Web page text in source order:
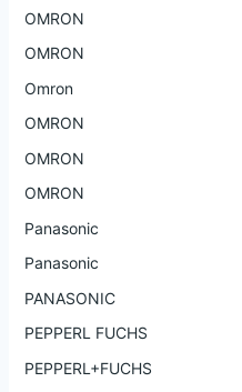
OMRON
OMRON
Omron
OMRON
OMRON
OMRON
Panasonic
Panasonic
PANASONIC
PEPPERL FUCHS
PEPPERL+FUCHS